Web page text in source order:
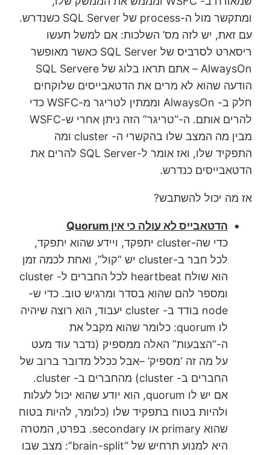
ומתקשר מול ה-process של SQL Server כשנדרש.
עם זאת, יש לזה מס’ השלכות: אם למשל תעשו
ריסארט לסרביס של SQL Server כאשר מאופשר
AlwaysOn – אתם תראו בלוג של SQL Servere
הודעה שהוא לא מרים את הדטאבייסים שלוקחים
חלק ב- AlwaysOn וממתין לטריגר מ-WSFC כדי
להרים אותם. ה-“טריגר” הזה ניתן אחרי ש-WSFC
מבין מה המצב שלו בהקשרי ה- cluster ומה
התפקיד שלו, ואז אומר ל-SQL Server להרים את
הדטאבייסים כנדרש.
אז מה יכול להשתבש?
הדטאבייס לא עולה כי אין Quorum
כדי שה-cluster יתפקד, ויידע שהוא יתפקד,
לכל חבר ב-cluster יש “קול”, ואחת לכמה זמן
הוא שולח heartbeat לכל החברים ל- cluster
ומספר להם שהוא בסדר ומרגיש טוב. כדי ש-
node בודד ב- cluster יעבוד, הוא רוצה שיהיה
לו quorum: כלומר שהוא מקבל את
ה-“הצבעות” האלה ממספיק (נדבר עוד מעט
על מה זה ‘מספיק’ –אבל ככלל מדובר ברוב של
החברים ב- cluster) מהחברים ב- cluster.
אם יש לו quorum, הוא יודע שהוא יכול לעלות
ולהיות בטוח בתפקיד שלו (כלומר, להיות בטוח
שהוא primary או secondary. בפרט, המטרה
היא למנוע תרחיש של “brain-split”: מצב שבו